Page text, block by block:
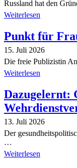
Russland hat den
Weiterlesen
Punkt für
15. Juli 2026
Die freie Publizistin
Weiterlesen
Dazugelernt:
13. Juli 2026
Der
…
Weiterlesen